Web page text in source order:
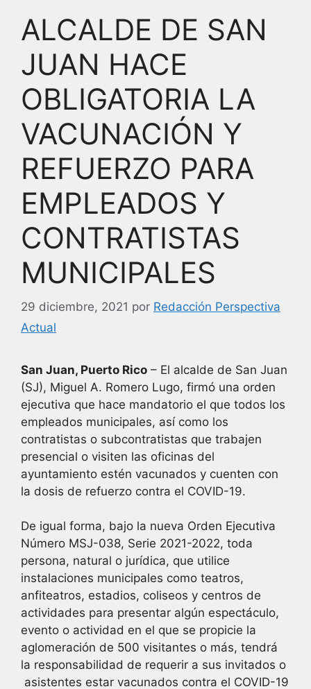
ALCALDE DE SAN
JUAN HACE
OBLIGATORIA LA
VACUNACIÓN Y
REFUERZO PARA
EMPLEADOS Y
CONTRATISTAS
MUNICIPALES
29 diciembre, 2021 por Redacción Perspectiva
Actual
San Juan, Puerto Rico – El alcalde de San Juan
(SJ), Miguel A. Romero Lugo, firmó una orden
ejecutiva que hace mandatorio el que todos los
empleados municipales, así como los
contratistas o subcontratistas que trabajen
presencial o visiten las oficinas del
ayuntamiento estén vacunados y cuenten con
la dosis de refuerzo contra el COVID-19.
De igual forma, bajo la nueva Orden Ejecutiva
Número MSJ-038, Serie 2021-2022, toda
persona, natural o jurídica, que utilice
instalaciones municipales como teatros,
anfiteatros, estadios, coliseos y centros de
actividades para presentar algún espectáculo,
evento o actividad en el que se propicie la
aglomeración de 500 visitantes o más, tendrá
la responsabilidad de requerir a sus invitados o
asistentes estar vacunados contra el COVID-19